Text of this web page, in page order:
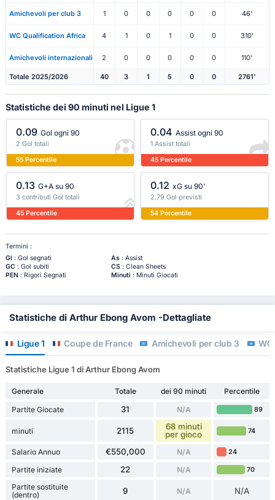
Amichevoli per club 3 1 0 0 0 0 0 46'
WC Qualification Africa 4 1 0 1 0 0 310'
Amichevoli internazionali 2 0 0 0 0 0 110'
Totale 2025/2026 40 3 1 5 0 0 2761'
Statistiche dei 90 minuti nel Ligue 1
0.09 Gol ogni 90
2 Gol totali
55 Percentile
0.04 Assist ogni 90
1 Assist totali
45 Percentile
0.13 G+A su 90
3 contributi Gol totali
45 Percentile
0.12 xG su 90'
2.79 Gol previsti
54 Percentile
Termini :
Gl : Gol segnati As: Assist
GC : Gol subiti CS: Clean Sheets
PEN: Rigori Segnati Minuti : Minuti Giocati
Statistiche di Arthur Ebong Avom -Dettagliate
Ligue 1 Coupe de France Amichevoli per club 3
Statistiche Ligue 1 di Arthur Ebong Avom
Generale Totale dei 90 minuti
Percentile
Partite Giocate
31 N/A 89
minuti 2115
68 minuti
per gioco
74
Salario Annuo €550,000 N/A 24
Partite iniziate 22 N/A 70
Partite sostituite
(dentro)
9 N/A N/A